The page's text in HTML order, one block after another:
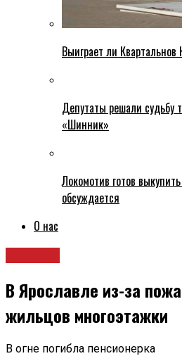
Выиграет ли
Депутаты решали судьбу
«Шинник»
Локомотив готов
обсуждается
О нас
В Ярославле из-за
жильцов многоэтажки
В огне погибла пенсионерка